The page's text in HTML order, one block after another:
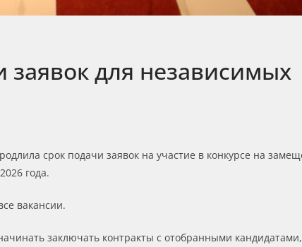
заявок для независимых
срок подачи заявок на участие в конкурсе на
года.
вакансии.
заключать контракты с отобранными